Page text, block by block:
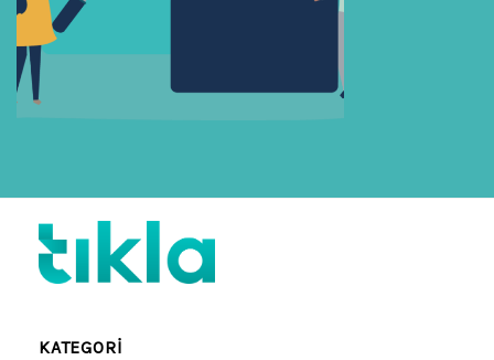
KATEGORI
Beni Hatırla
Parolanızı mı unuttunuz?